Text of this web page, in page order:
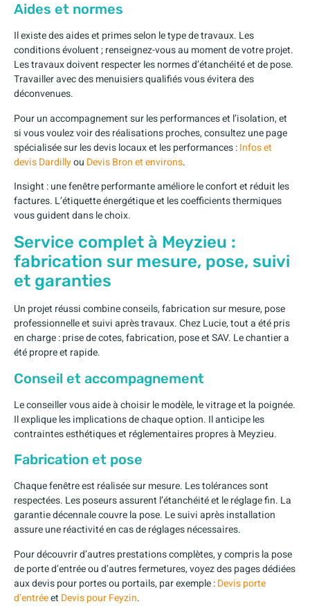
Aides et normes
Il existe des aides et primes selon le type de travaux. Les
conditions évoluent ; renseignez-vous au moment de votre projet.
Les travaux doivent respecter les normes d’étanchéité et de pose.
Travailler avec des menuisiers qualifiés vous évitera des
déconvenues.
Pour un accompagnement sur les performances et l’isolation, et
si vous voulez voir des réalisations proches, consultez une page
spécialisée sur les devis locaux et les performances :Infos et
devis Dardillyou Devis Bron et environs.
Insight : une fenêtre performante améliore le confort et réduit les
factures. L’étiquette énergétique et les coefficients thermiques
vous guident dans le choix.
Service complet à Meyzieu :
fabrication sur mesure, pose, suivi
et garanties
Un projet réussi combine conseils, fabrication sur mesure, pose
professionnelle et suivi après travaux. Chez Lucie, tout a été pris
en charge : prise de cotes, fabrication, pose et SAV. Le chantier a
été propre et rapide.
Conseil et accompagnement
Le conseiller vous aide à choisir le modèle, le vitrage et la poignée.
Il explique les implications de chaque option. Il anticipe les
contraintes esthétiques et réglementaires propres à Meyzieu.
Fabrication et pose
Chaque fenêtre est réalisée sur mesure. Les tolérances sont
respectées. Les poseurs assurent l’étanchéité et le réglage fin. La
garantie décennale couvre la pose. Le suivi après installation
assure une réactivité en cas de réglages nécessaires.
Pour découvrir d’autres prestations complètes, y compris la pose
de porte d’entrée ou d’autres fermetures, voyez des pages dédiées
aux devis pour portes ou portails, par exemple :Devis porte
d’entréeet Devis pour Feyzin.